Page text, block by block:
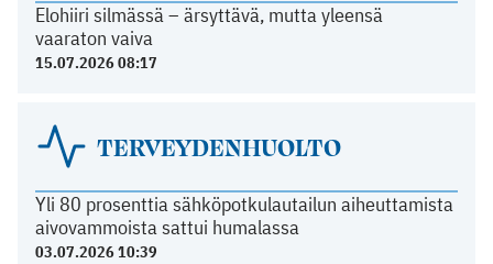
Elohiiri silmässä – ärsyttävä, mutta yleensä
vaaraton vaiva
15.07.2026 08:17
TERVEYDENHUOLTO
Yli 80 prosenttia sähköpotkulautailun aiheuttamista
aivovammoista sattui humalassa
03.07.2026 10:39